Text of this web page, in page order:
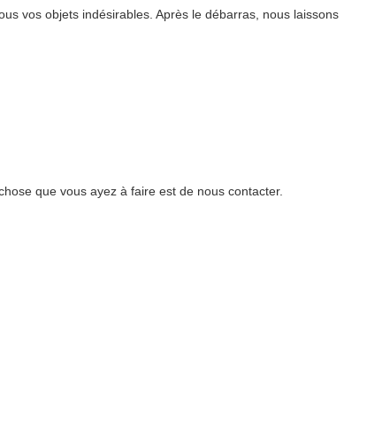
vos objets indésirables. Après le débarras, nous laissons
que vous ayez à faire est de nous contacter.